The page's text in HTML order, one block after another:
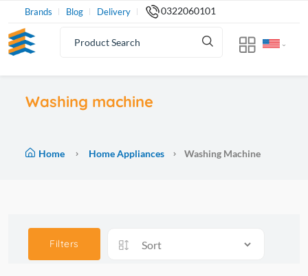
Brands Blog Delivery 0322060101
Washing machine
Home Home Appliances Washing Machine
Filters